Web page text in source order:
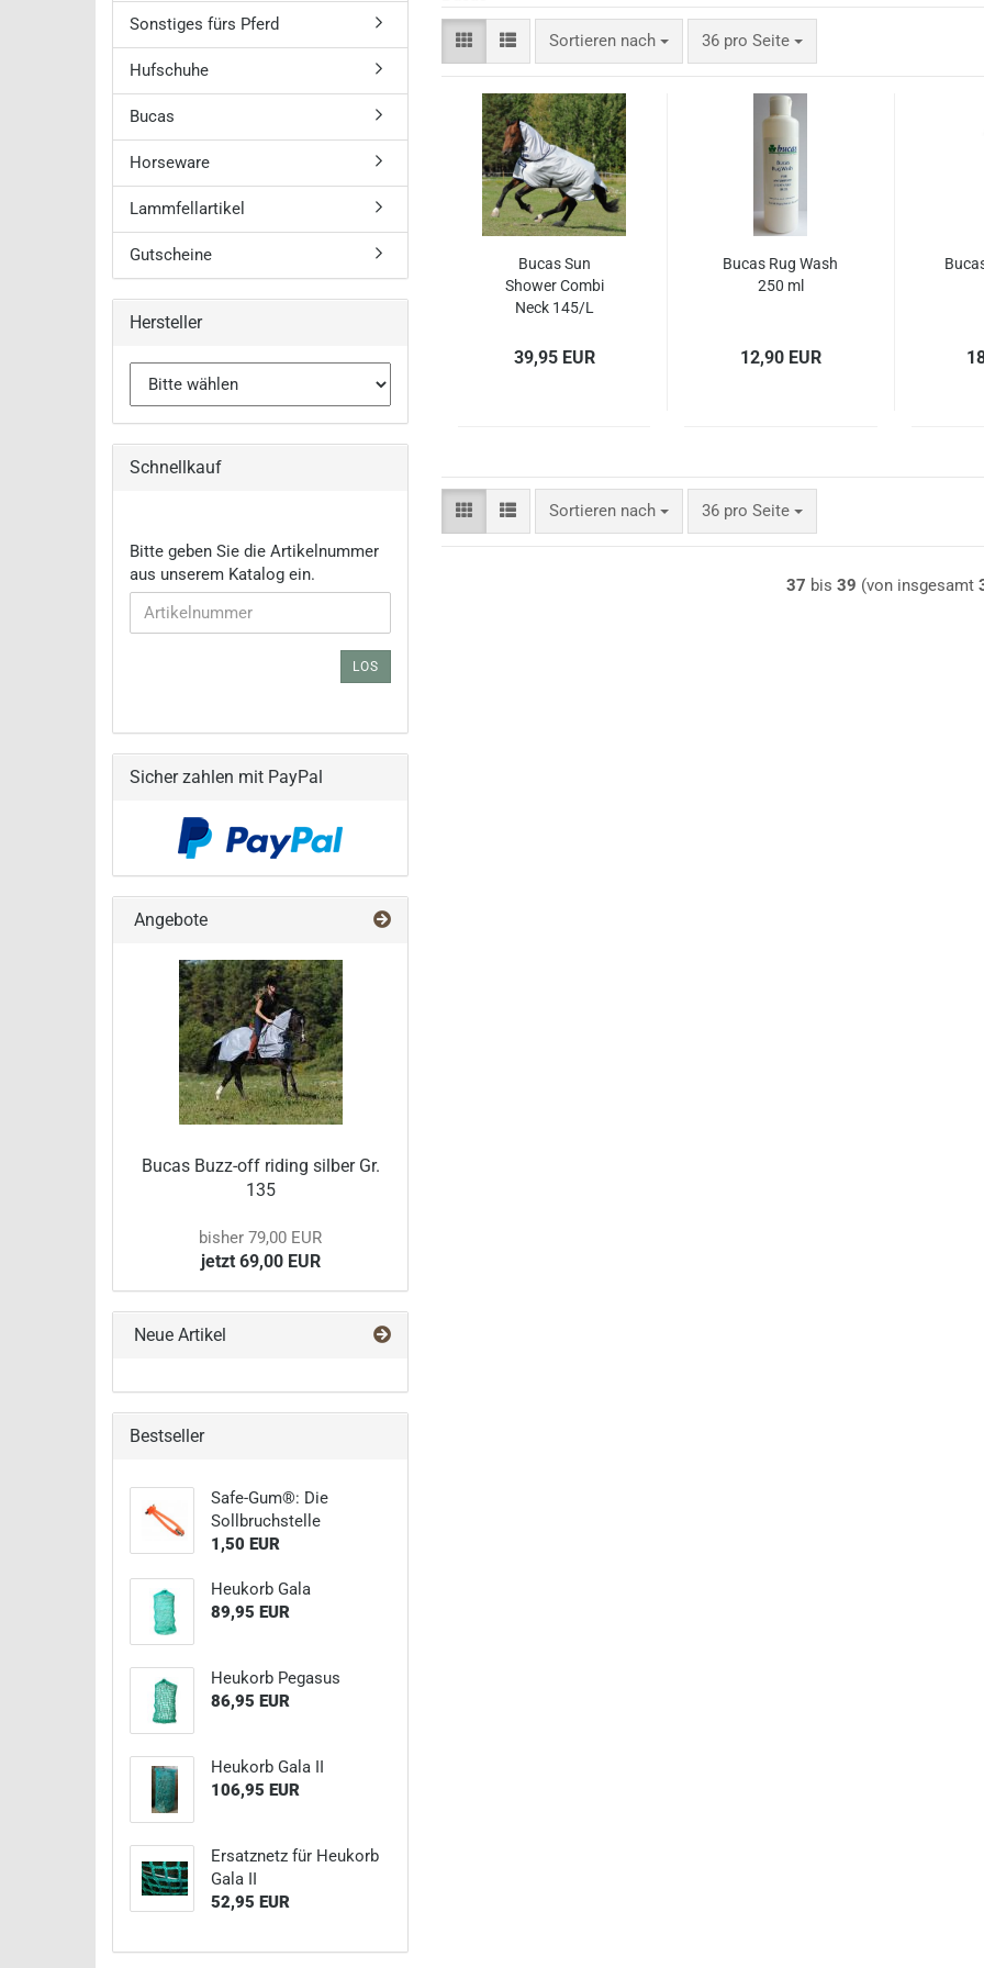
Roeckl Winterhandschuhe
Sortieren nach
Sortieren nach 36 pro Seite
pro Seite
Bucas Sun
Shower Combi
Neck 145/L
39,95 EUR
Bucas Rug Wash
250 ml
12,90 EUR
Sortieren nach
Sortieren nach 36 pro Seite
pro Seite
37 bis 39 (von insgesamt
Sonstiges fürs Pferd
Hufschuhe
Bucas
Horseware
Lammfellartikel
Gutscheine
Hersteller
Schnellkauf
BITTE
GEBEN
SIE
DIE
EIN.
Bitte geben Sie die Artikelnummer
aus unserem Katalog ein.
LOS
Sicher zahlen mit PayPal
Angebote
Bucas Buzz-off riding silber Gr.
135
bisher 79,00 EUR
jetzt 69,00 EUR
Neue Artikel
Bestseller
Safe-Gum®: Die
Sollbruchstelle
1,50 EUR
Heukorb Gala
89,95 EUR
Heukorb Pegasus
86,95 EUR
Heukorb Gala II
106,95 EUR
Ersatznetz für Heukorb
Gala II
52,95 EUR